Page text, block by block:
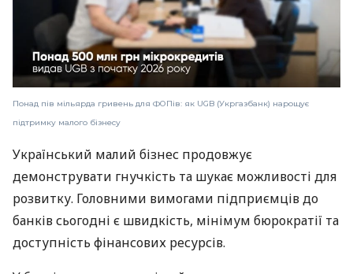
Понад пів мільярда гривень для ФОПів: як UGB (Укргазбанк) нарощує
підтримку малого бізнесу
Український малий бізнес продовжує
демонструвати гнучкість та шукає можливості для
розвитку. Головними вимогами підприємців до
банків сьогодні є швидкість, мінімум бюрократії та
доступність фінансових ресурсів.